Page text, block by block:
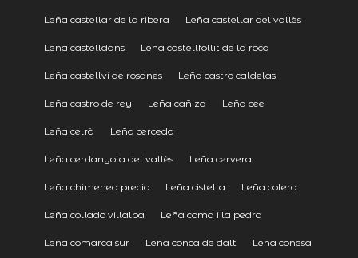
Leña castellar de la ribera Leña castellar del vallès
Leña castelldans Leña castellfollit de la roca
Leña castellví de rosanes Leña castro caldelas
Leña castro de rey Leña cañiza Leña cee
Leña celrà Leña cerceda
Leña cerdanyola del vallès Leña cervera
Leña chimenea precio Leña cistella Leña colera
Leña collado villalba Leña coma i la pedra
Leña comarca sur Leña conca de dalt Leña conesa